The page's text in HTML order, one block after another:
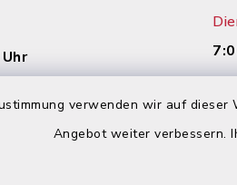
verwenden wir auf
Angebot weiter verbessern.